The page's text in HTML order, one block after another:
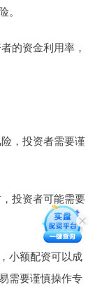
的资金利用率，
，投资者需要谨
投资者可能需要
小额配资可以成
需要谨慎操作专